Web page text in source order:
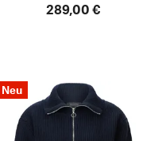
289,00 €
Neu